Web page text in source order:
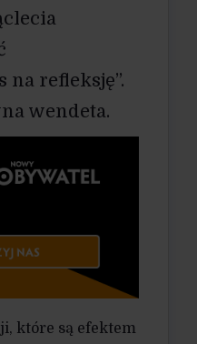
refleksję”.
wendeta.
które są efektem